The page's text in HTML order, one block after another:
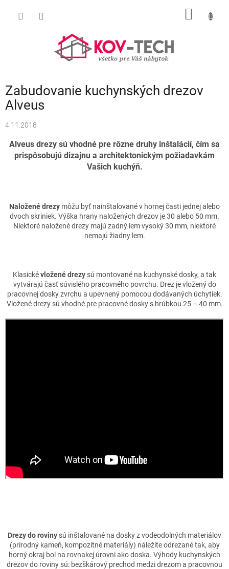
Zabudovanie kuchynských drezov
Alveus
4.11.2018
Alveus drezy sú vhodné pre rôzne druhy inštalácií, čím sa
prispôsobujú dizajnu a architektonickým požiadavkám
Vašich kuchýň.
Naložené drezy môžu byť nainštalované v hornej časti jednej alebo
dvoch skriniek. Výška hrany naložených drezov je 30 alebo 50 mm.
Niektoré naložené drezy majú zadný lem vysoký 30 mm, niektoré
nemajú žiadny lem.
Klasickévložené drezy sú montované na kuchynské dosky, a tak
vytvárajú časť súvislého pracovného povrchu. Drez je vložený do
pracovnej dosky zvrchu a upevnený pomocou dodávaných úchytiek.
Vložené drezy sú vhodné pre pracovné dosky s hrúbkou 25 – 40 mm.
Drezy do roviny sú inštalované na dosky z vodeodolných materiálov
(prírodný kameň, kompozitné materiály) náležite odrezané tak, aby
horný okraj bol na rovnakej úrovni ako doska. Výhody kuchynských
drezov do roviny sú: bezškárový prechod medzi drezom a pracovnou